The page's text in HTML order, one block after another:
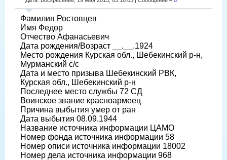
Фамилия Ростовцев
Имя Федор
Отчество Афанасьевич
Дата рождения/Возраст __.__.1924
Место рождения Курская обл., Шебекинский р-н,
Мурманский с/с
Дата и место призыва Шебекинский РВК,
Курская обл., Шебекинский р-н
Последнее место службы 72 СД
Воинское звание красноармеец
Причина выбытия умер от ран
Дата выбытия 08.09.1944
Название источника информации ЦАМО
Номер фонда источника информации 58
Номер описи источника информации 18002
Номер дела источника информации 968